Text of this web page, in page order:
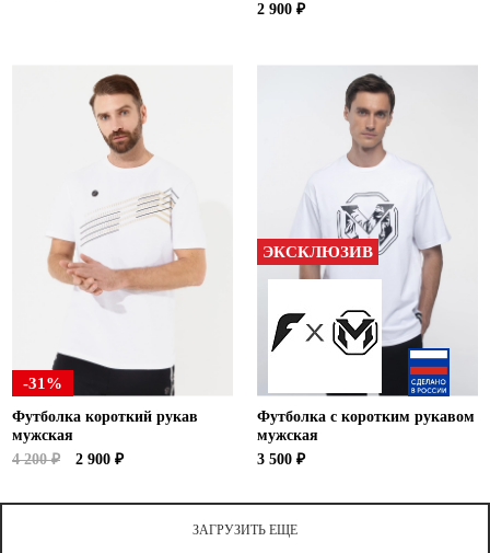
2 900 ₽
-31%
Футболка короткий рукав
мужская
4 200 ₽
2 900 ₽
ЭКСКЛЮЗИВ
Футболка с коротким рукавом
мужская
3 500 ₽
ЗАГРУЗИТЬ ЕЩЕ